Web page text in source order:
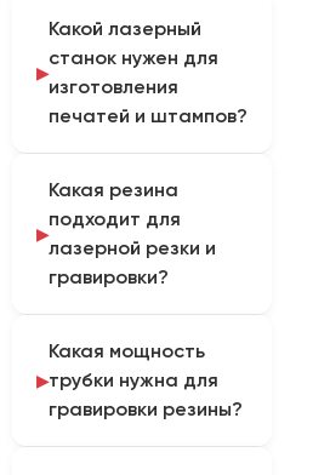
Какой лазерный
станок нужен для
изготовления
печатей и штампов?
печатей подойдет
настольный CO2-лазер
(гравер) с небольшим
рабочим полем
требование — высокая
точность механики и
качественная
короткофокусная линза
Какая резина
подходит для
лазерной резки и
гравировки?
резке плавится и
токсично горит. Для
станков применяется
Какая мощность
трубки нужна для
гравировки резины?